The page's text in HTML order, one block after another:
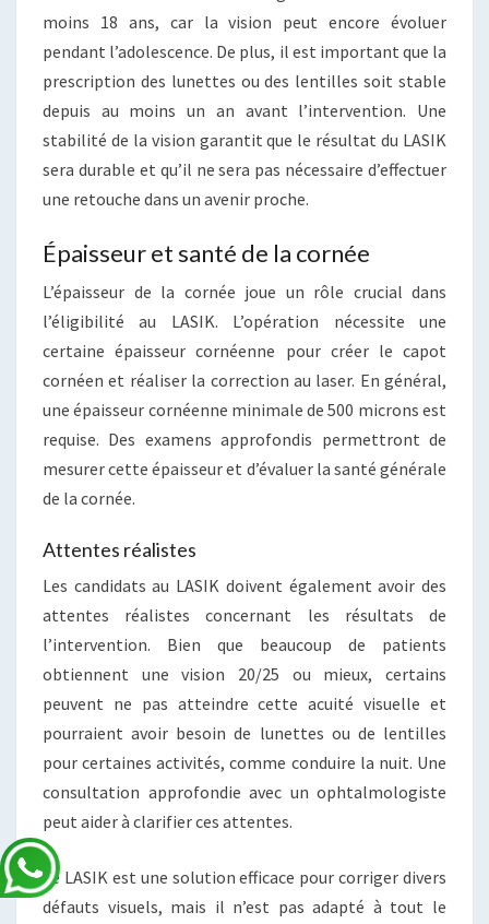
moins 18 ans, car la vision peut encore évoluer
pendant l’adolescence. De plus, il est important que la
prescription des lunettes ou des lentilles soit stable
depuis au moins un an avant l’intervention. Une
stabilité de la vision garantit que le résultat du LASIK
sera durable et qu’il ne sera pas nécessaire d’effectuer
une retouche dans un avenir proche.
Épaisseur et santé de la cornée
L’épaisseur de la cornée joue un rôle crucial dans
l’éligibilité au LASIK. L’opération nécessite une
certaine épaisseur cornéenne pour créer le capot
cornéen et réaliser la correction au laser. En général,
une épaisseur cornéenne minimale de 500 microns est
requise. Des examens approfondis permettront de
mesurer cette épaisseur et d’évaluer la santé générale
de la cornée.
Attentes réalistes
Les candidats au LASIK doivent également avoir des
attentes réalistes concernant les résultats de
l’intervention. Bien que beaucoup de patients
obtiennent une vision 20/25 ou mieux, certains
peuvent ne pas atteindre cette acuité visuelle et
pourraient avoir besoin de lunettes ou de lentilles
pour certaines activités, comme conduire la nuit. Une
consultation approfondie avec un ophtalmologiste
peut aider à clarifier ces attentes.
Le LASIK est une solution efficace pour corriger divers
défauts visuels, mais il n’est pas adapté à tout le